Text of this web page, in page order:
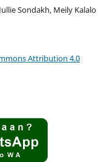
Sondakh, Meily Kalalo
Attribution 4.0